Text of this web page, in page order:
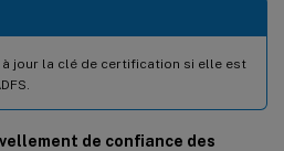
à jour la clé de certification si elle est
de confiance des